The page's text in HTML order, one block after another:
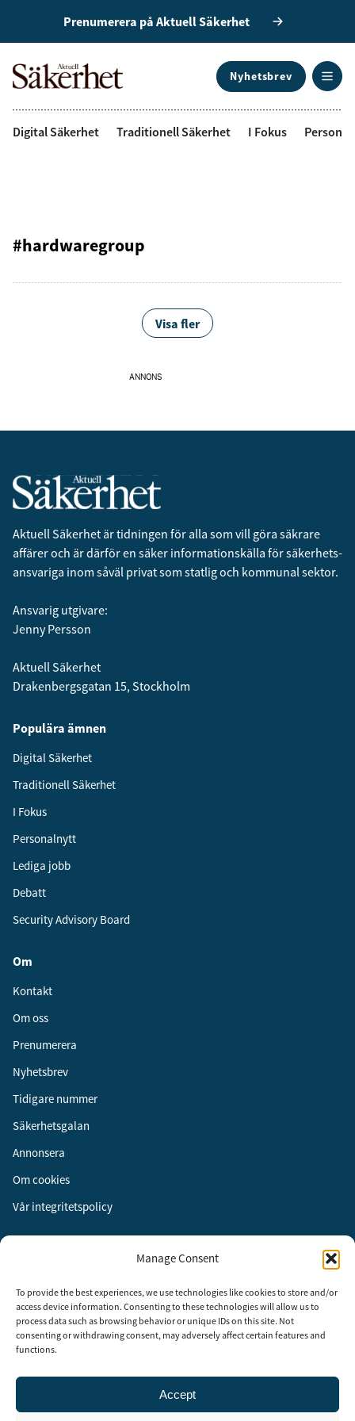
Manage Consent
To provide the best experiences, we use technologies like cookies to store and/or
access device information. Consenting to these technologies will allow us to
process data such as browsing behavior or unique IDs on this site. Not
consenting or withdrawing consent, may adversely affect certain features and
functions.
Accept
Prenumerera på Aktuell Säkerhet
Nyhetsbrev
Digital Säkerhet Traditionell Säkerhet I Fokus
#hardwaregroup
Visa fler
ANNONS
Aktuell Säkerhet är tidningen för alla som vill göra säkrare
affärer och är därför en säker informationskälla för säkerhets­
ansvariga inom såväl privat som statlig och kommunal sektor.
Ansvarig utgivare:
Jenny Persson
Aktuell Säkerhet
Drakenbergsgatan 15, Stockholm
Populära ämnen
Digital Säkerhet
Traditionell Säkerhet
I Fokus
Personalnytt
Lediga jobb
Debatt
Security Advisory Board
Om
Kontakt
Om oss
Prenumerera
Nyhetsbrev
Tidigare nummer
Säkerhetsgalan
Annonsera
Om cookies
Vår integritetspolicy
Instagram
LinkedIn